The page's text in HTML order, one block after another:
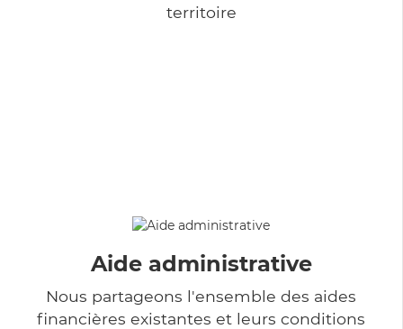
territoire
Aide administrative
Nous partageons l'ensemble des aides
financières existantes et leurs conditions